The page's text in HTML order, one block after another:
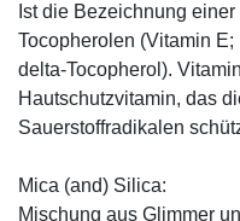
Ist die Bezeichnung
Tocopherolen (Vitamin
delta-Tocopherol).
Hautschutzvitamin, das
Sauerstoffradikalen
Mica (and) Silica:
Mischung aus Glimmer